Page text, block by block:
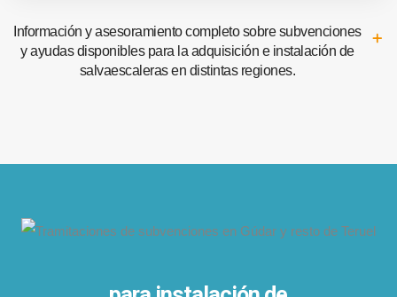
Información y asesoramiento completo sobre subvenciones
y ayudas disponibles para la adquisición e instalación de
salvaescaleras en distintas regiones.